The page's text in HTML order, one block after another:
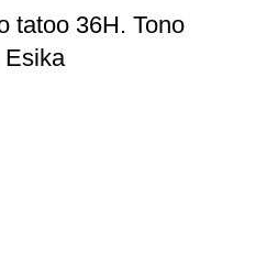
tatoo 36H. Tono
Esika